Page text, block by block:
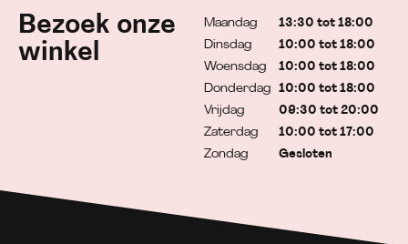
Bezoek onze
winkel
Maandag
Dinsdag
Woensdag
Donderdag
Vrijdag
Zaterdag
Zondag
13:30 tot 18:00
10:00 tot 18:00
10:00 tot 18:00
10:00 tot 18:00
09:30 tot 20:00
10:00 tot 17:00
Gesloten